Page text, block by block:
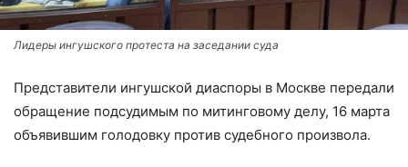
Лидеры ингушского протеста на заседании суда
Представители ингушской диаспоры в Москве передали
обращение подсудимым по митинговому делу, 16 марта
объявившим голодовку против судебного произвола.